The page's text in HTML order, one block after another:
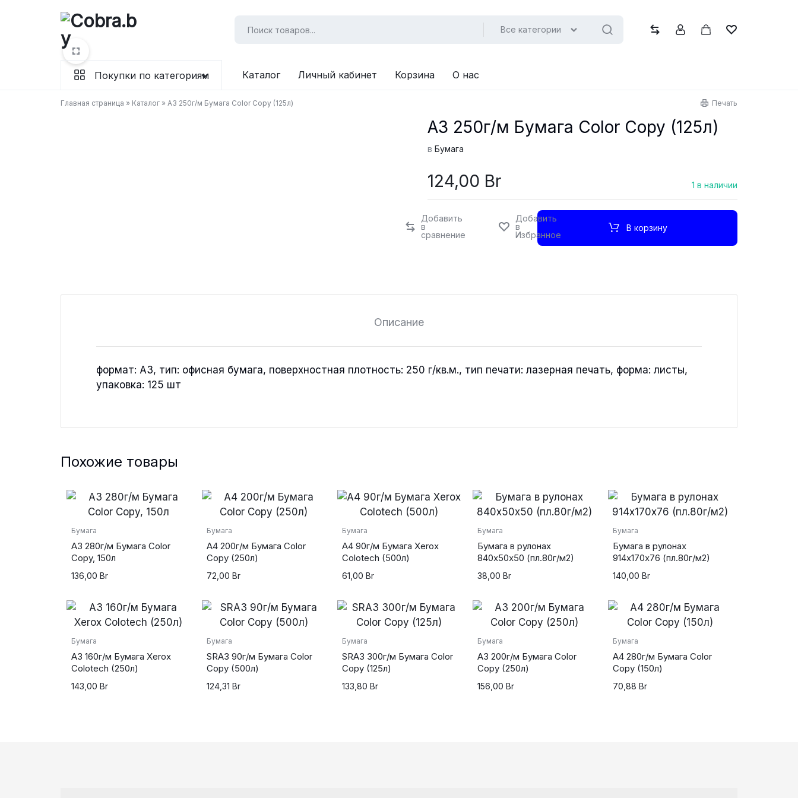
wordpress cookie
plugin
содержимому
Бумага
канцтовары
Все категории
Покупки по категориям Каталог Личный кабинет Корзина О нас
Главная страница » Каталог » А3 250г/м Бумага Color Copy (125л) Печать
А3 250г/м Бумага Color Copy (125л)
вБумага
124,00 Br 1 в наличии
В корзину
Описание
формат: A3, тип: офисная бумага, поверхностная плотность: 250 г/кв.м., тип печати: лазерная печать, форма: листы,
упаковка: 125 шт
Похожие товары
Бумага
А3 280г/м Бумага Color
Copy, 150л
136,00 Br
Бумага
А4 200г/м Бумага Color
Copy (250л)
72,00 Br
Бумага
А4 90г/м Бумага Xerox
Colotech (500л)
61,00 Br
Бумага
Бумага в рулонах
840х50х50 (пл.80г/м2)
38,00 Br
Бумага
Бумага в рулонах
914х170х76 (пл.80г/м2)
140,00 Br
Бумага
А3 160г/м Бумага Xerox
Colotech (250л)
143,00 Br
Бумага
SRА3 90г/м Бумага Color
Copy (500л)
124,31 Br
Бумага
SRА3 300г/м Бумага Color
Copy (125л)
133,80 Br
Бумага
А3 200г/м Бумага Color
Copy (250л)
156,00 Br
Бумага
А4 280г/м Бумага Color
Copy (150л)
70,88 Br